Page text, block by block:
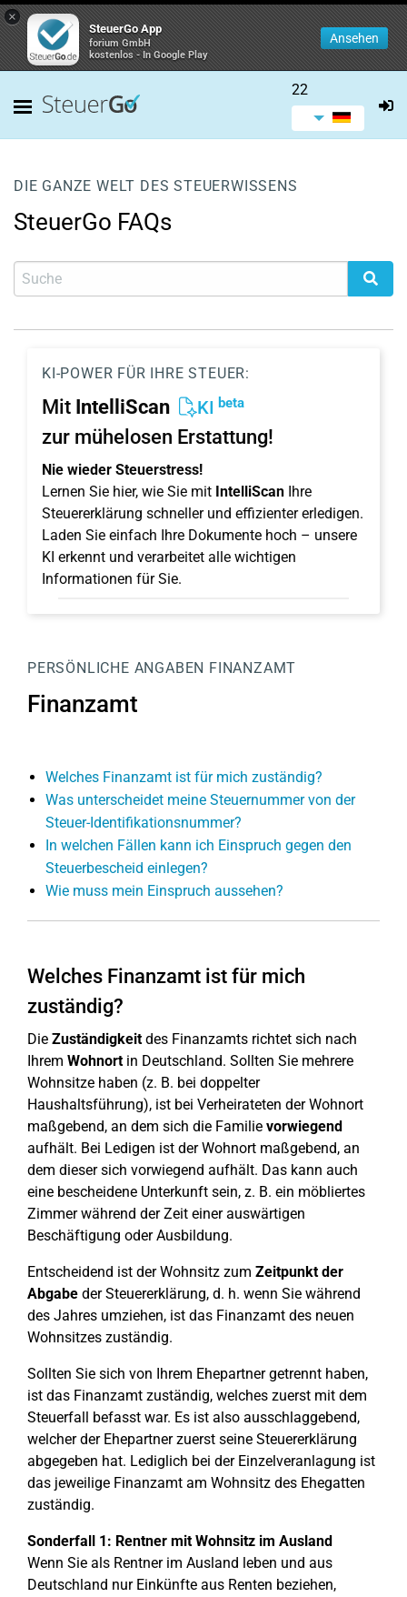
×
SteuerGo App
forium GmbH
kostenlos - In Google Play
Ansehen
22
DIE GANZE WELT DES STEUERWISSENS
SteuerGo FAQs
KI-POWER FÜR IHRE STEUER:
Mit IntelliScan KI beta
zur mühelosen Erstattung!
Nie wieder Steuerstress!
Lernen Sie hier, wie Sie mit IntelliScan Ihre
Steuererklärung schneller und effizienter erledigen.
Laden Sie einfach Ihre Dokumente hoch – unsere
KI erkennt und verarbeitet alle wichtigen
Informationen für Sie.
PERSÖNLICHE ANGABEN FINANZAMT
Finanzamt
Welches Finanzamt ist für mich zuständig?
Was unterscheidet meine Steuernummer von der
Steuer-Identifikationsnummer?
In welchen Fällen kann ich Einspruch gegen den
Steuerbescheid einlegen?
Wie muss mein Einspruch aussehen?
Welches Finanzamt ist für mich
zuständig?
Die Zuständigkeitdes Finanzamts richtet sich nach
Ihrem Wohnort in Deutschland. Sollten Sie mehrere
Wohnsitze haben (z. B. bei doppelter
Haushaltsführung), ist bei Verheirateten der Wohnort
maßgebend, an dem sich die Familie vorwiegend
aufhält. Bei Ledigen ist der Wohnort maßgebend, an
dem dieser sich vorwiegend aufhält. Das kann auch
eine bescheidene Unterkunft sein, z. B. ein möbliertes
Zimmer während der Zeit einer auswärtigen
Beschäftigung oder Ausbildung.
Entscheidend ist der Wohnsitz zum Zeitpunkt der
Abgabe der Steuererklärung, d. h. wenn Sie während
des Jahres umziehen, ist das Finanzamt des neuen
Wohnsitzes zuständig.
Sollten Sie sich von Ihrem Ehepartner getrennt haben,
ist das Finanzamt zuständig, welches zuerst mit dem
Steuerfall befasst war. Es ist also ausschlaggebend,
welcher der Ehepartner zuerst seine Steuererklärung
abgegeben hat. Lediglich bei der Einzelveranlagung ist
das jeweilige Finanzamt am Wohnsitz des Ehegatten
zuständig.
Sonderfall 1: Rentner mit Wohnsitz im Ausland
Wenn Sie als Rentner im Ausland leben und aus
Deutschland nur Einkünfte aus Renten beziehen,